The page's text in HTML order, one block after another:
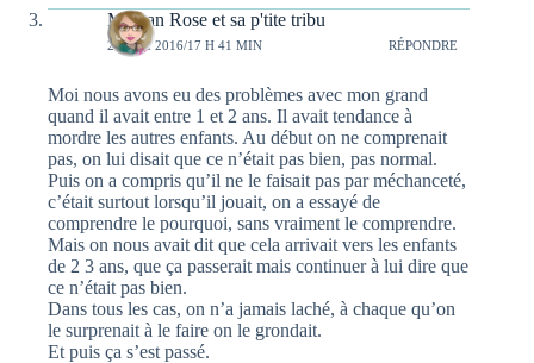
Maman Rose et sa p'tite tribu
20 MAI 2016/17 H 41 MIN RÉPONDRE
Moi nous avons eu des problèmes avec mon grand
quand il avait entre 1 et 2 ans. Il avait tendance à
mordre les autres enfants. Au début on ne comprenait
pas, on lui disait que ce n’était pas bien, pas normal.
Puis on a compris qu’il ne le faisait pas par méchanceté,
c’était surtout lorsqu’il jouait, on a essayé de
comprendre le pourquoi, sans vraiment le comprendre.
Mais on nous avait dit que cela arrivait vers les enfants
de 2 3 ans, que ça passerait mais continuer à lui dire que
ce n’était pas bien.
Dans tous les cas, on n’a jamais laché, à chaque qu’on
le surprenait à le faire on le grondait.
Et puis ça s’est passé.